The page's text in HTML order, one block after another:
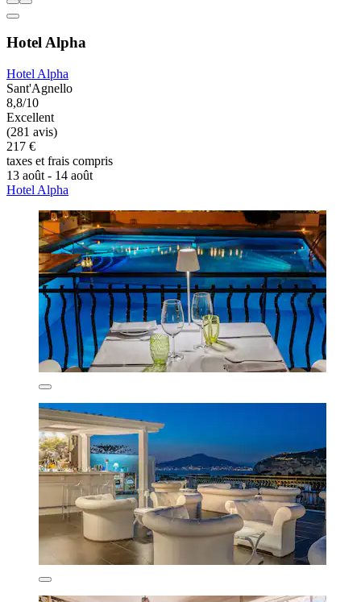
Hotel Alpha
Hotel Alpha
Sant'Agnello
8,8/10
Excellent
(281 avis)
217 €
taxes et frais compris
13 août - 14 août
Hotel Alpha